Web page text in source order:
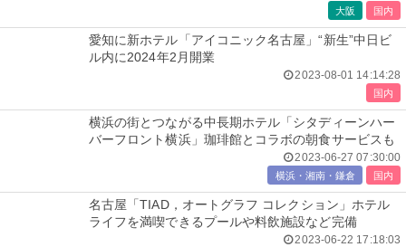
大阪 国内
愛知に新ホテル「アイコニック名古屋」“新生”中日ビ
ル内に2024年2月開業
2023-08-01 14:14:28
国内
横浜の街とつながる中長期ホテル「シタディーンハー
バーフロント横浜」珈琲館とコラボの朝食サービスも
2023-06-27 07:30:00
横浜・湘南・鎌倉 国内
名古屋「TIAD，オートグラフ コレクション」ホテル
ライフを満喫できるプールや料飲施設など完備
2023-06-22 17:18:03